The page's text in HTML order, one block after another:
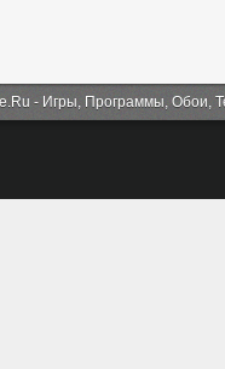
- Игры, Программы, Обои,